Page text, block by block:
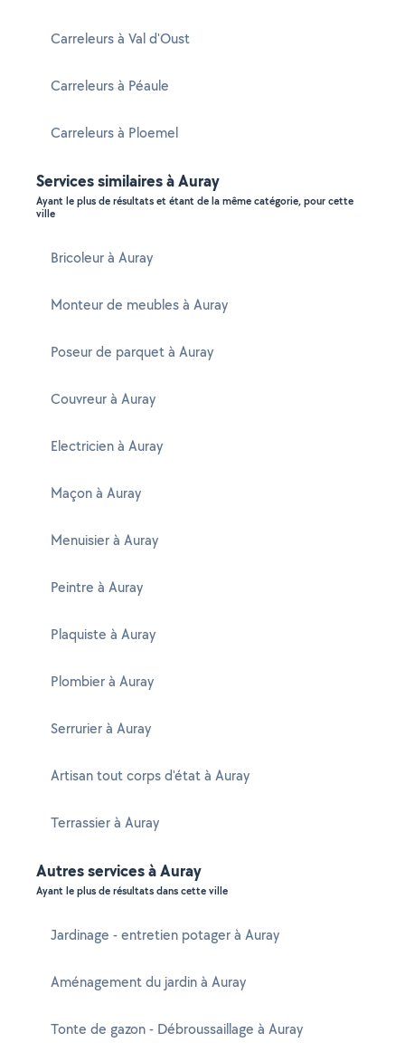
Carreleurs à Val d'Oust
Carreleurs à Péaule
Carreleurs à Ploemel
Services similaires à Auray
Ayant le plus de résultats et étant de la même catégorie, pour cette
ville
Bricoleur à Auray
Monteur de meubles à Auray
Poseur de parquet à Auray
Couvreur à Auray
Electricien à Auray
Maçon à Auray
Menuisier à Auray
Peintre à Auray
Plaquiste à Auray
Plombier à Auray
Serrurier à Auray
Artisan tout corps d'état à Auray
Terrassier à Auray
Autres services à Auray
Ayant le plus de résultats dans cette ville
Jardinage - entretien potager à Auray
Aménagement du jardin à Auray
Tonte de gazon - Débroussaillage à Auray